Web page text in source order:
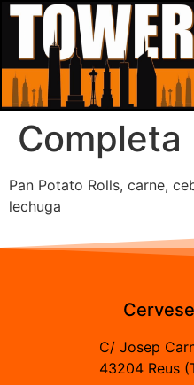
Completa
Pan Potato Rolls, carne,
lechuga
C/ Josep
43204 Reus